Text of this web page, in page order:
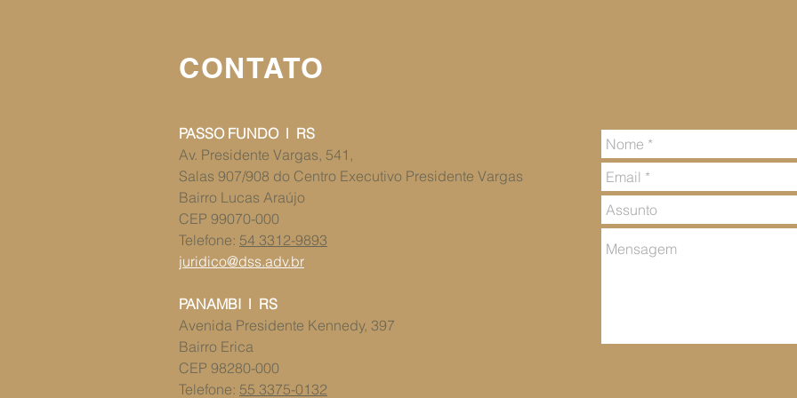
CONTATO
PASSO FUNDO l RS
Av. Presidente Vargas, 541,
Salas 907/908 ​​do Centro Executivo Presidente Vargas
Bairro Lucas Araújo
CEP 99070-000
Telefone: 54 3312-9893
juridico@dss.adv.br
PANAMBI l RS
​​Avenida Presidente Kennedy, 397
Bairro Erica
CEP 98280-000
Telefone: 55 3375-0132